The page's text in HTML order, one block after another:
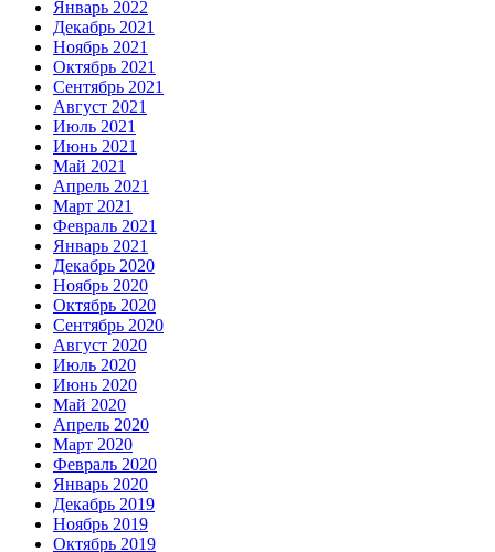
Январь 2022
Декабрь 2021
Ноябрь 2021
Октябрь 2021
Сентябрь 2021
Август 2021
Июль 2021
Июнь 2021
Май 2021
Апрель 2021
Март 2021
Февраль 2021
Январь 2021
Декабрь 2020
Ноябрь 2020
Октябрь 2020
Сентябрь 2020
Август 2020
Июль 2020
Июнь 2020
Май 2020
Апрель 2020
Март 2020
Февраль 2020
Январь 2020
Декабрь 2019
Ноябрь 2019
Октябрь 2019